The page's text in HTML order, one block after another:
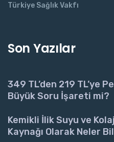
Türkiye Sağlık Vakfı
Son Yazılar
349 TL’den 219 TL’ye
Büyük Soru İşareti mi?
Kemikli İlik Suyu ve
Kaynağı Olarak Neler